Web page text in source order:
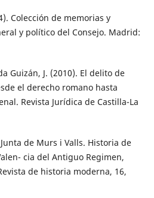
Colección de memorias y
y político del Consejo. Madrid:
Guizán, J. (2010). El delito de
el derecho romano hasta
Revista Jurídica de Castilla-La
de Murs i Valls. Historia de
cia del Antiguo Regimen,
de historia moderna, 16,